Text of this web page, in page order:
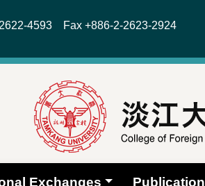
4593 Fax +886-2-2623-2924
Exchanges Publication